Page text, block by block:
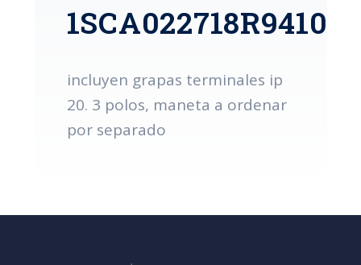
1SCA022718R9410
incluyen grapas terminales ip
20. 3 polos, maneta a ordenar
por separado